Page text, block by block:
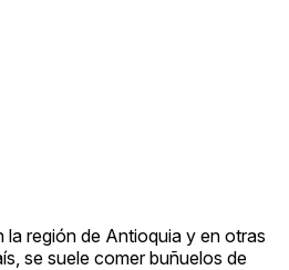
la región de Antioquia y en otras
se suele comer buñuelos de